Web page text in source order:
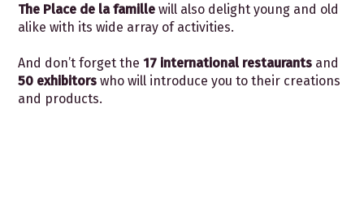
The Place de la famille will also delight young and old
alike with its wide array of activities.
And don’t forget the17 international restaurants and
50 exhibitors who will introduce you to their creations
and products.